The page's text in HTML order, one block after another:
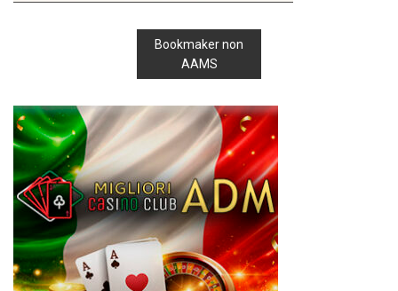
Bookmaker non
AAMS